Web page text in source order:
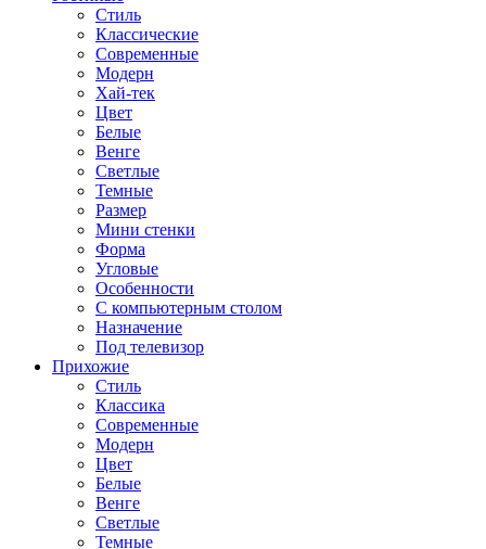
Стиль
Классические
Современные
Модерн
Хай-тек
Цвет
Белые
Венге
Светлые
Темные
Размер
Мини стенки
Форма
Угловые
Особенности
С компьютерным столом
Назначение
Под телевизор
Прихожие
Стиль
Классика
Современные
Модерн
Цвет
Белые
Венге
Светлые
Темные